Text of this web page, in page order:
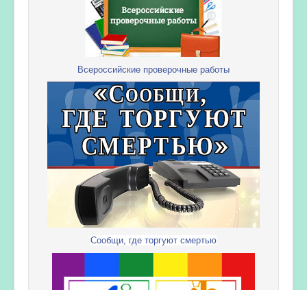
Всероссийские проверочные работы
Сообщи, где торгуют смертью